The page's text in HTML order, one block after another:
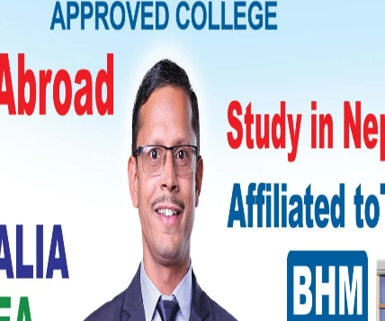
सरकारसँग समन्वय गर्दै आगामी चार
हजार जनालाई खोप लगाइसक्ने संस्थाले
जनचेतनामूलक सन्देश प्रवाह
नागरिकहरुलाई खोप लगाउन प्रेरित